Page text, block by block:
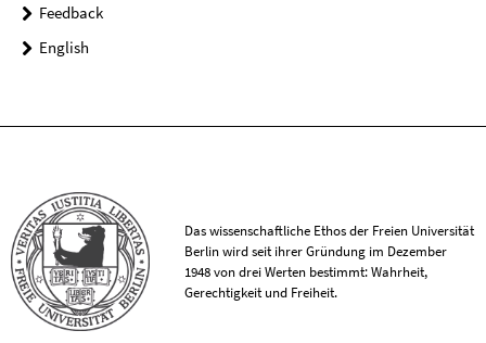
Feedback
English
Das wissenschaftliche Ethos der Freien Universität
Berlin wird seit ihrer Gründung im Dezember
1948 von drei Werten bestimmt: Wahrheit,
Gerechtigkeit und Freiheit.